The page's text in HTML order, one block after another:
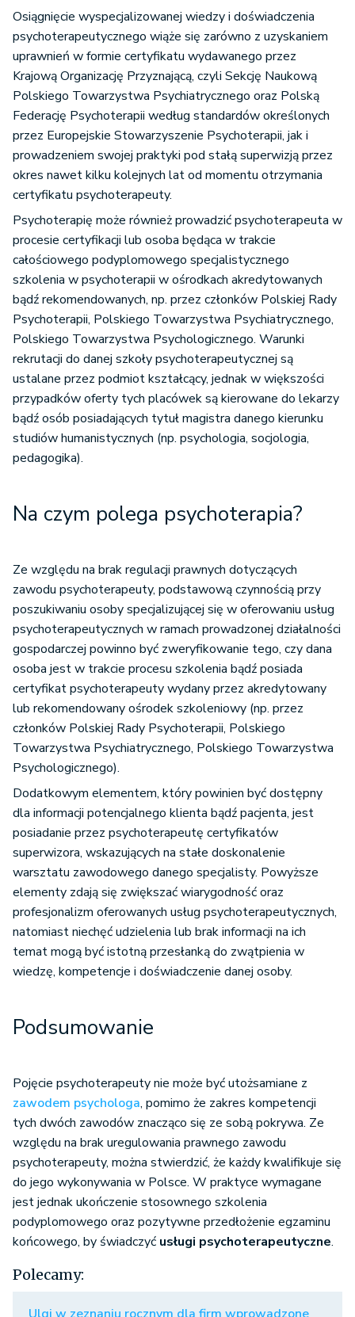
Osiągnięcie wyspecjalizowanej wiedzy i doświadczenia
psychoterapeutycznego wiąże się zarówno z uzyskaniem
uprawnień w formie certyfikatu wydawanego przez
Krajową Organizację Przyznającą, czyli Sekcję Naukową
Polskiego Towarzystwa Psychiatrycznego oraz Polską
Federację Psychoterapii według standardów określonych
przez Europejskie Stowarzyszenie Psychoterapii, jak i
prowadzeniem swojej praktyki pod stałą superwizją przez
okres nawet kilku kolejnych lat od momentu otrzymania
certyfikatu psychoterapeuty.
Psychoterapię może również prowadzić psychoterapeuta w
procesie certyfikacji lub osoba będąca w trakcie
całościowego podyplomowego specjalistycznego
szkolenia w psychoterapii w ośrodkach akredytowanych
bądź rekomendowanych, np. przez członków Polskiej Rady
Psychoterapii, Polskiego Towarzystwa Psychiatrycznego,
Polskiego Towarzystwa Psychologicznego. Warunki
rekrutacji do danej szkoły psychoterapeutycznej są
ustalane przez podmiot kształcący, jednak w większości
przypadków oferty tych placówek są kierowane do lekarzy
bądź osób posiadających tytuł magistra danego kierunku
studiów humanistycznych (np. psychologia, socjologia,
pedagogika).
Na czym polega psychoterapia?
Ze względu na brak regulacji prawnych dotyczących
zawodu psychoterapeuty, podstawową czynnością przy
poszukiwaniu osoby specjalizującej się w oferowaniu usług
psychoterapeutycznych w ramach prowadzonej działalności
gospodarczej powinno być zweryfikowanie tego, czy dana
osoba jest w trakcie procesu szkolenia bądź posiada
certyfikat psychoterapeuty wydany przez akredytowany
lub rekomendowany ośrodek szkoleniowy (np. przez
członków Polskiej Rady Psychoterapii, Polskiego
Towarzystwa Psychiatrycznego, Polskiego Towarzystwa
Psychologicznego).
Dodatkowym elementem, który powinien być dostępny
dla informacji potencjalnego klienta bądź pacjenta, jest
posiadanie przez psychoterapeutę certyfikatów
superwizora, wskazujących na stałe doskonalenie
warsztatu zawodowego danego specjalisty. Powyższe
elementy zdają się zwiększać wiarygodność oraz
profesjonalizm oferowanych usług psychoterapeutycznych,
natomiast niechęć udzielenia lub brak informacji na ich
temat mogą być istotną przesłanką do zwątpienia w
wiedzę, kompetencje i doświadczenie danej osoby.
Podsumowanie
Pojęcie psychoterapeuty nie może być utożsamiane z
zawodem psychologa, pomimo że zakres kompetencji
tych dwóch zawodów znacząco się ze sobą pokrywa. Ze
względu na brak uregulowania prawnego zawodu
psychoterapeuty, można stwierdzić, że każdy kwalifikuje się
do jego wykonywania w Polsce. W praktyce wymagane
jest jednak ukończenie stosownego szkolenia
podyplomowego oraz pozytywne przedłożenie egzaminu
końcowego, by świadczyć usługi psychoterapeutyczne.
Polecamy: